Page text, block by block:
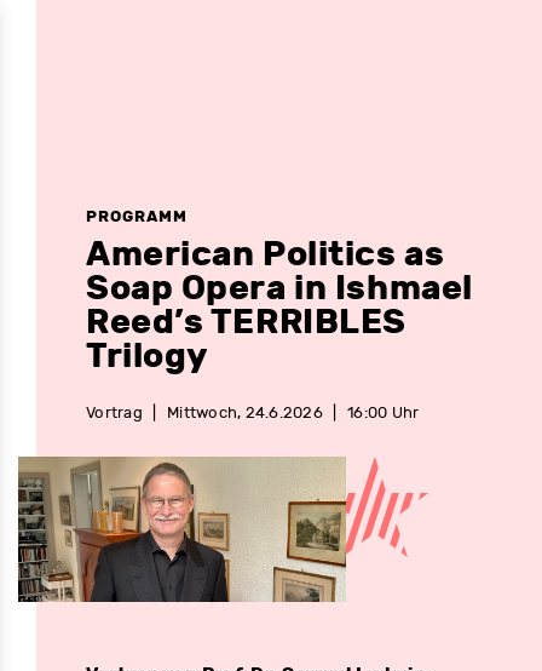
PROGRAMM
American Politics as
Soap Opera in Ishmael
Reed’s TERRIBLES
Trilogy
Vortrag Mittwoch, 24.6.2026 16:00 Uhr